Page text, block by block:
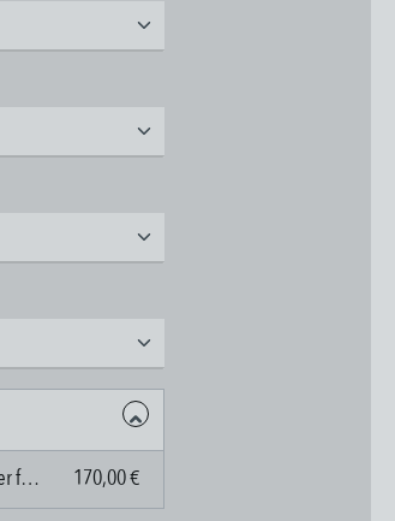
Zubehör Leuchten Wandausleger für ZIBAL 40 / ACRUX 40 170,00 €